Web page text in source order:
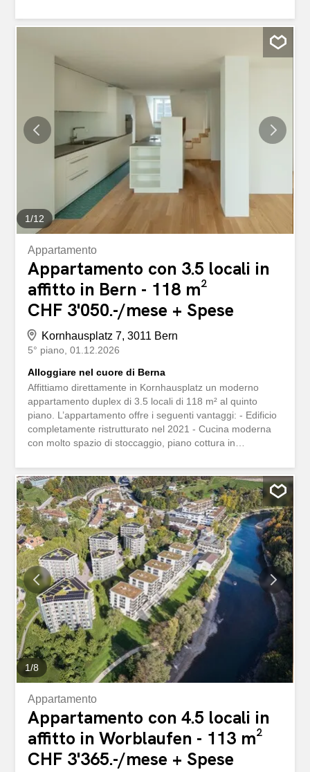
Steamer (V-ZUG) Geschirrspüler (V-ZUG) Kühlschrank
Badezimmer mit Dusche: Boden Fliesen Grosse Dusche
bagno lavabo finestra WC separato: Boden Fliesen bagno
lavabo Ridotto: lavatrice tumbler Wohnzimmer: Boden
Parkett Zimmer: Boden Parkett Korridor: Boden Parkett
armadio armadio Terrazza: Bietet molto spazio per ore di
relax Traumhafte Aussicht sulle montagne Keller: Bietet
viel Platz für die Lagerung von Lebensmittel Altro: Altro:
Glasfaserinstallation vorhanden mit Netzwerkverkabelung
I posti auto possono essere affittati per CHF 130.00 al
mese. Bezug: Per 01. September 2026 o su accordo.
Interessati? Saremo lieti di mostrarvi questo splendido
appartamento e...
1/12
Appartamento
Appartamento con 3.5 locali in
affitto in Bern - 118 m²
CHF 3'050.-/mese + Spese
Kornhausplatz 7, 3011 Bern
5° piano 01.12.2026
Alloggiare nel cuore di Berna
Affittiamo direttamente in Kornhausplatz un moderno
appartamento duplex di 3.5 locali di 118 m² al quinto
piano. L’appartamento offre i seguenti vantaggi: - Edificio
completamente ristrutturato nel 2021 - Cucina moderna
con molto spazio di stoccaggio, piano cottura in
frigorifero con 3 vani freezer separati e piano di lavoro in
pietra arenaria pregiata - Ampio bagno moderno - WC
per gli ospiti – Pavimento in parquet di rovere chiaro in
tutti i locali - Lavanderia privata - Accesso privato alla
terrazza comune - Cantina privata - L’ascensore arriva
solo fino al 4° piano, al 5° piano si accede tramite le scale
La posizione centrale non si può battere a Berna. I negozi
e i mezzi pubblici sono proprio davanti alla porta di casa.
Wir vermieten direkt am Kornhausplatz eine topmoderne
3.5-Zimmer-Duplexwohnung à 118 m² zuoberst im 5. OG.
Die Wohnung bietet folgende Vorzüge: - Liegenschaft
totalsaniert im Jahr 2021 - Moderne Küche...
1/8
Appartamento
Appartamento con 4.5 locali in
affitto in Worblaufen - 113 m²
CHF 3'365.-/mese + Spese